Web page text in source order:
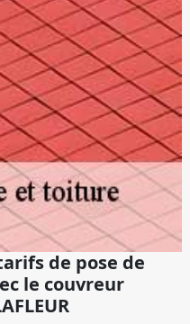
de pose de
le couvreur